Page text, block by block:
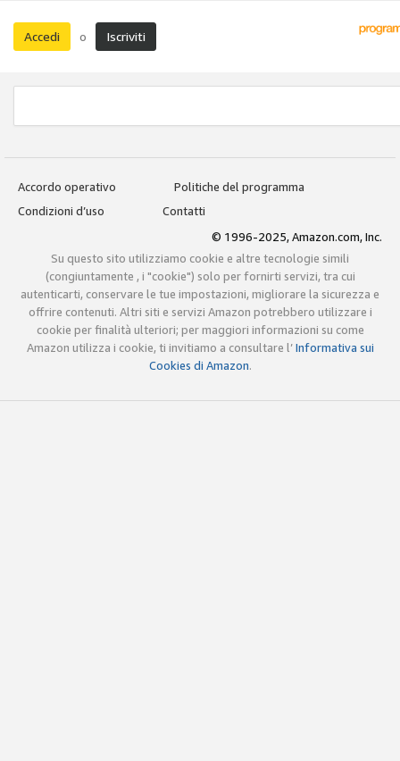
Accedi o Iscriviti
Accordo operativo
Politiche del programma
Condizioni d’uso
Contatti
© 1996-2025, Amazon.com, Inc.
Su questo sito utilizziamo cookie e altre tecnologie simili
(congiuntamente , i "cookie") solo per fornirti servizi, tra cui
autenticarti, conservare le tue impostazioni, migliorare la sicurezza e
offrire contenuti. Altri siti e servizi Amazon potrebbero utilizzare i
cookie per finalità ulteriori; per maggiori informazioni su come
Amazon utilizza i cookie, ti invitiamo a consultare l’Informativa sui
Cookies di Amazon.